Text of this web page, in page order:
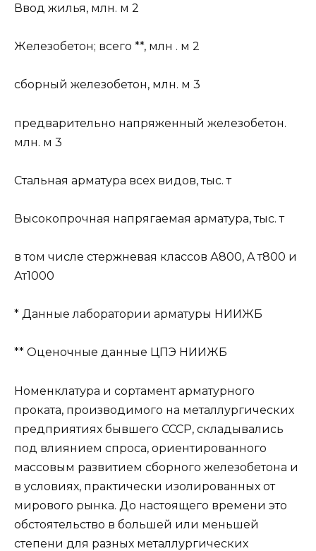
Ввод жилья, млн. м 2
Железобетон; всего **, млн . м 2
сборный железобетон, млн. м 3
предварительно напряженный железобетон.
млн. м 3
Стальная арматура всех видов, тыс. т
Высокопрочная напрягаемая арматура, тыс. т
в том числе стержневая классов А800, A т800 и
Ат1000
* Данные лаборатории арматуры НИИЖБ
** Оценочные данные ЦПЭ НИИЖБ
Номенклатура и сортамент арматурного
проката, производимого на металлургических
предприятиях бывшего СССР, складывались
под влиянием спроса, ориентированного
массовым развитием сборного железобетона и
в условиях, практически изолированных от
мирового рынка. До настоящего времени это
обстоятельство в большей или меньшей
степени для разных металлургических